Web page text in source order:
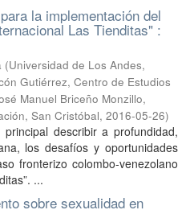
la implementación del
Las Tienditas" :
(Universidad de Los Andes,
Gutiérrez, Centro de Estudios
Manuel Briceño Monzillo,
San Cristóbal, 2016-05-26)
describir a profundidad,
los desafíos y oportunidades
fronterizo colombo-venezolano
...
sobre sexualidad en